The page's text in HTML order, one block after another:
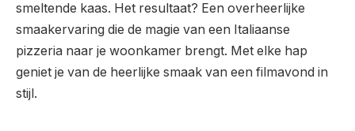
smeltende kaas. Het resultaat? Een overheerlijke
smaakervaring die de magie van een Italiaanse
pizzeria naar je woonkamer brengt. Met elke hap
geniet je van de heerlijke smaak van een filmavond in
stijl.